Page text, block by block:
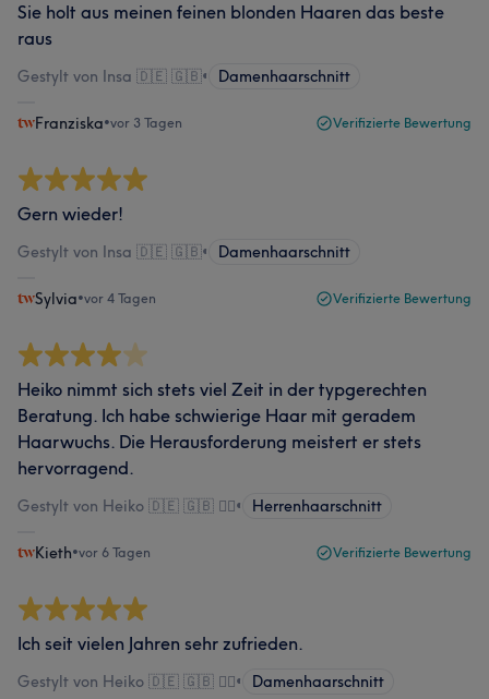
Sie holt aus meinen feinen blonden Haaren das beste
raus
Gestylt von Insa 🇩🇪 🇬🇧• Damenhaarschnitt
Franziska•vor 3 Tagen Verifizierte Bewertung
Gern wieder!
Gestylt von Insa 🇩🇪 🇬🇧• Damenhaarschnitt
Sylvia•vor 4 Tagen Verifizierte Bewertung
Heiko nimmt sich stets viel Zeit in der typgerechten
Beratung. Ich habe schwierige Haar mit geradem
Haarwuchs. Die Herausforderung meistert er stets
hervorragend.
Gestylt von Heiko 🇩🇪 🇬🇧 🏳️‍🌈• Herrenhaarschnitt
Kieth•vor 6 Tagen Verifizierte Bewertung
Ich seit vielen Jahren sehr zufrieden.
Gestylt von Heiko 🇩🇪 🇬🇧 🏳️‍🌈• Damenhaarschnitt